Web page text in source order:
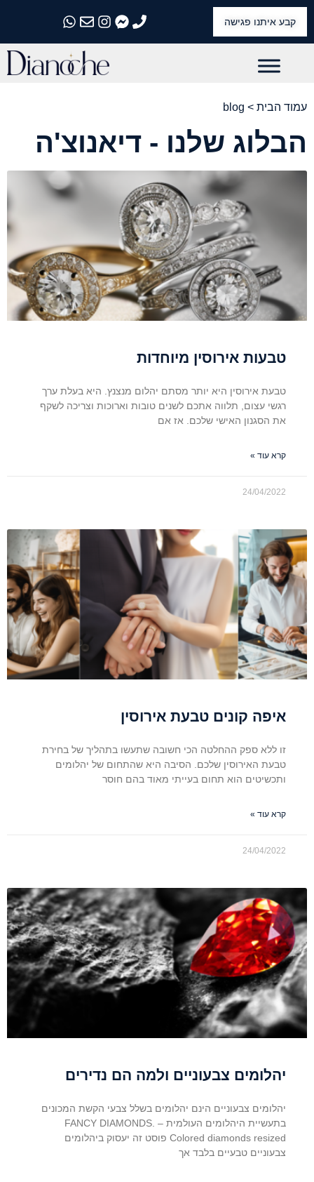
קבע איתנו פגישה
התקשרו אלינו
התקשרו אלינו
התקשרו אלינו
התקשרו אלינו
התקשרו אלינו
עמוד הבית > blog
הבלוג שלנו - דיאנוצ'ה
טבעות אירוסין מיוחדות
טבעת אירוסין היא יותר מסתם יהלום מנצנץ. היא בעלת ערך
רגשי עצום, תלווה אתכם לשנים טובות וארוכות וצריכה לשקף
את הסגנון האישי שלכם. אז אם
קרא עוד »
24/04/2022
איפה קונים טבעת אירוסין
זו ללא ספק ההחלטה הכי חשובה שתעשו בתהליך של בחירת
טבעת האירוסין שלכם. הסיבה היא שהתחום של יהלומים
ותכשיטים הוא תחום בעייתי מאוד בהם חוסר
קרא עוד »
24/04/2022
יהלומים צבעוניים ולמה הם נדירים
יהלומים צבעוניים הינם יהלומים בשלל צבעי הקשת המכונים
בתעשיית היהלומים העולמית – FANCY DIAMONDS.
Colored diamonds resized פוסט זה יעסוק ביהלומים
צבעוניים טבעיים בלבד אך